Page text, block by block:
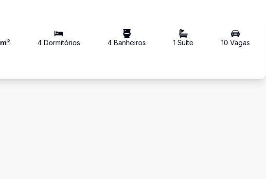
m² 4 Dormitórios 4 Banheiros 1 Suíte 10 Vagas